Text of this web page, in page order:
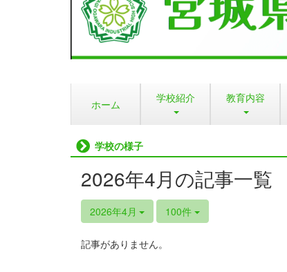
ホーム 学校紹介 教育内容
学校の様子
2026年4月の記事一覧
2026年4月 100件
記事がありません。